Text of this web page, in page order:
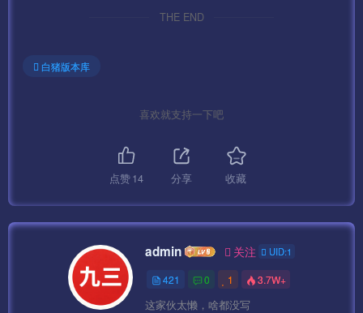
THE END
白猪版本库
喜欢就支持一下吧
点赞14 分享 收藏
admin 关注 UID:1
421 0 1 3.7W+
这家伙太懒，啥都没写